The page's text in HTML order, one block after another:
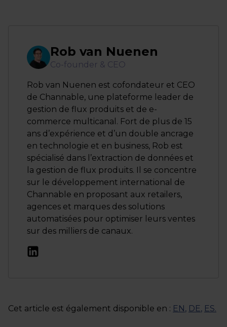
Rob van Nuenen
Co-founder & CEO
Rob van Nuenen est cofondateur et CEO
de Channable, une plateforme leader de
gestion de flux produits et de e-
commerce multicanal. Fort de plus de 15
ans d’expérience et d’un double ancrage
en technologie et en business, Rob est
spécialisé dans l’extraction de données et
la gestion de flux produits. Il se concentre
sur le développement international de
Channable en proposant aux retailers,
agences et marques des solutions
automatisées pour optimiser leurs ventes
sur des milliers de canaux.
Cet article est également disponible en : EN, DE, ES.